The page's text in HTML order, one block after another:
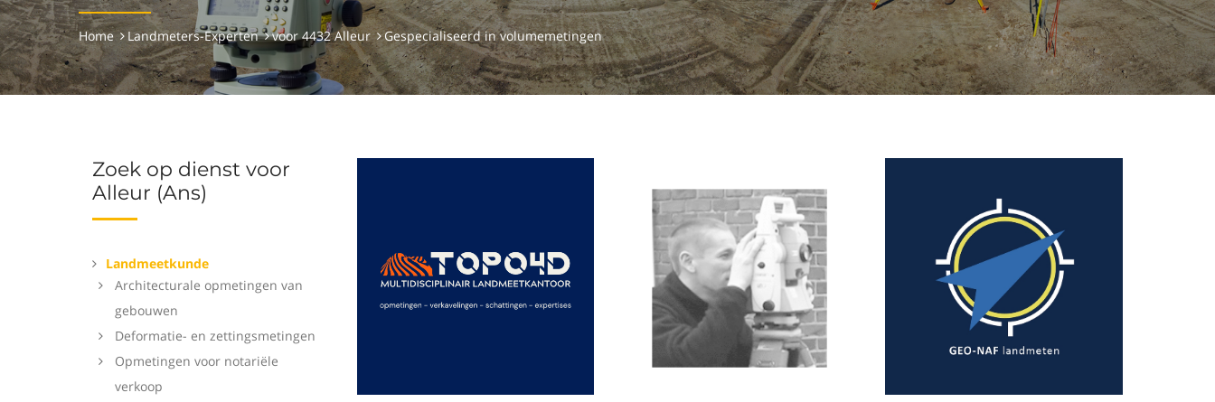
Home Landmeters-Experten voor 4432 Alleur Gespecialiseerd in volumemetingen
Zoek op dienst voor
Alleur (Ans)
Landmeetkunde
Architecturale opmetingen van
gebouwen
Deformatie- en zettingsmetingen
Opmetingen voor notariële
verkoop